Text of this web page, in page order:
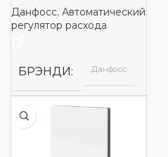
QM
Данфосс, Автоматический
регулятор расхода
БРЭНДИ Данфосс